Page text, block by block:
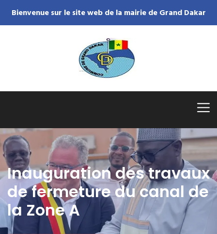
Bienvenue sur le site web de la mairie de Grand Dakar
Inauguration des travaux
de fermeture du canal de
la Zone A